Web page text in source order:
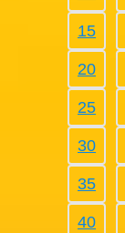
15
20
25
30
35
40